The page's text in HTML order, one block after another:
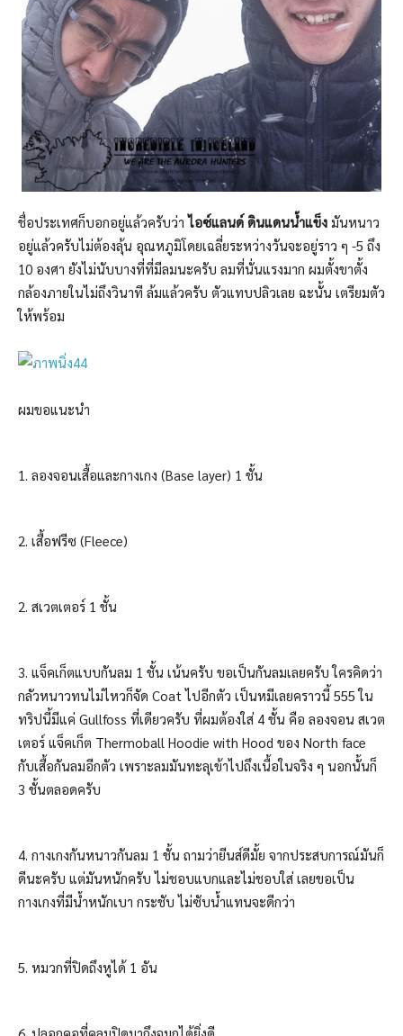
ชื่อประเทศก็บอกอยู่แล้วครับว่าไอซ์แลนด์ ดินแดนน้ำแข็ง มันหนาว
อยู่แล้วครับไม่ต้องลุ้น อุณหภูมิโดยเฉลี่ยระหว่างวันจะอยู่ราว ๆ -5 ถึง
10 องศา ยังไม่นับบางที่ที่มีลมนะครับ ลมที่นั่นแรงมาก ผมตั้งขาตั้ง
กล้องภายในไม่ถึงวินาที ล้มแล้วครับ ตัวแทบปลิวเลย ฉะนั้น เตรียมตัว
ให้พร้อม
ผมขอแนะนำ
1. ลองจอนเสื้อและกางเกง (Base layer) 1 ชั้น
2. เสื้อฟรีซ (Fleece)
2. สเวตเตอร์ 1 ชั้น
3. แจ็คเก็ตแบบกันลม 1 ชั้น เน้นครับ ขอเป็นกันลมเลยครับ ใครคิดว่า
กลัวหนาวทนไม่ไหวก็จัด Coat ไปอีกตัว เป็นหมีเลยคราวนี้ 555 ใน
ทริปนี้มีแค่ Gullfoss ที่เดียวครับ ที่ผมต้องใส่ 4 ชั้น คือ ลองจอน สเวต
เตอร์ แจ็คเก็ต Thermoball Hoodie with Hood ของ North face
กับเสื้อกันลมอีกตัว เพราะลมมันทะลุเข้าไปถึงเนื้อในจริง ๆ นอกนั้นก็
3 ชั้นตลอดครับ
4. กางเกงกันหนาวกันลม 1 ชั้น ถามว่ายีนส์ดีมั้ย จากประสบการณ์มันก็
ดีนะครับ แต่มันหนักครับ ไม่ชอบแบกและไม่ชอบใส่ เลยขอเป็น
กางเกงที่มีน้ำหนักเบา กระชับ ไม่ซับน้ำแทนจะดีกว่า
5. หมวกที่ปิดถึงหูได้ 1 อัน
6. ปลอกคอที่คลุมปิดมาถึงจมูกได้ยิ่งดี